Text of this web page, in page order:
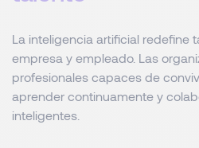
La inteligencia artificial redefine
empresa y empleado. Las
profesionales capaces de
aprender continuamente y
inteligentes.